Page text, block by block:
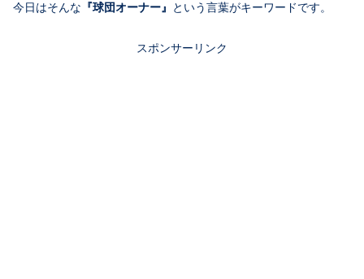
今日はそんな 『球団オーナー』 という言葉がキーワードです。
スポンサーリンク